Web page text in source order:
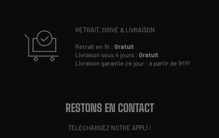
RETRAIT, DRIVE & LIVRAISON
Retrait en 1h :Gratuit
Livraison sous 4 jours :Gratuit
Livraison garantie ce jour : à partir de 9€90
RESTONS EN CONTACT
TÉLÉCHARGEZ NOTRE APPLI !